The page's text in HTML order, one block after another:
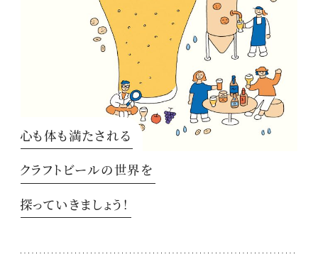
心も体も満たされる
クラフトビールの世界を
探っていきましょう！